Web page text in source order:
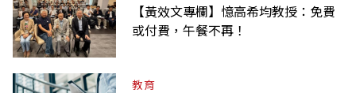
【黃效文專欄】憶高希均教授：免費
或付費，午餐不再！
教育